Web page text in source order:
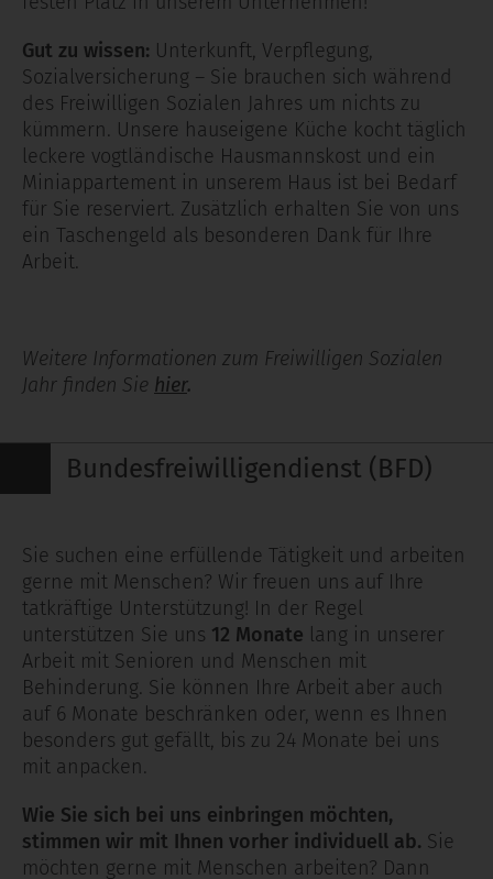
Gut zu wissen: Unterkunft, Verpflegung,
Sozialversicherung – Sie brauchen sich während
des Freiwilligen Sozialen Jahres um nichts zu
kümmern. Unsere hauseigene Küche kocht täglich
leckere vogtländische Hausmannskost und ein
Miniappartement in unserem Haus ist bei Bedarf
für Sie reserviert. Zusätzlich erhalten Sie von uns
ein Taschengeld als besonderen Dank für Ihre
Arbeit.
Weitere Informationen zum Freiwilligen Sozialen
Jahr finden Sie hier.
Bundesfreiwilligendienst (BFD)
Sie suchen eine erfüllende Tätigkeit und arbeiten
gerne mit Menschen? Wir freuen uns auf Ihre
tatkräftige Unterstützung! In der Regel
unterstützen Sie uns 12 Monate lang in unserer
Arbeit mit Senioren und Menschen mit
Behinderung. Sie können Ihre Arbeit aber auch
auf 6 Monate beschränken oder, wenn es Ihnen
besonders gut gefällt, bis zu 24 Monate bei uns
mit anpacken.
Wie Sie sich bei uns einbringen möchten,
stimmen wir mit Ihnen vorher individuell ab. Sie
möchten gerne mit Menschen arbeiten? Dann